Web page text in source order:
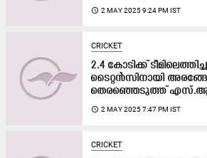
access_time 2 MAY 2025 9:24 PM IST
CRICKET
2.4 കോടിക്ക്
ടൈറ്റൻസിനായി
തെരഞ്ഞെടുത്ത്
access_time 2 MAY 2025 7:47 PM IST
CRICKET